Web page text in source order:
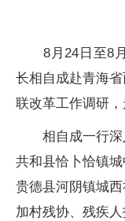
8月24日至8月
长相自成赴青海
联改革工作调研，
相自成一行深
共和县恰卜恰镇
贵德县河阴镇城
加村残协、残疾